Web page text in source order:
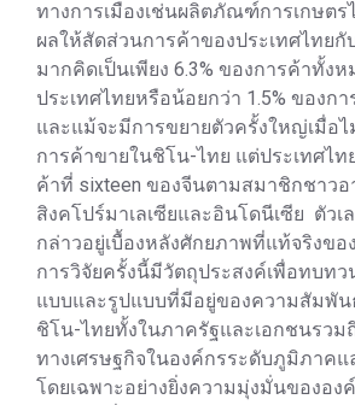
ทางการเมืองเช่นผลิตภัณฑ์การเกษตร
ผลให้สัดส่วนการค้าของประเทศไทยกั
มากคิดเป็นเพียง 6.3% ของการค้าทั้ง
ประเทศไทยหรือน้อยกว่า 1.5% ของก
และแม้จะมีการขยายตัวครั้งใหญ่เมื่อ
การค้าขายในชิโน-ไทย แต่ประเทศไท
ค้าที่ sixteen ของจีนตามสมาชิกชาวอ
สิงคโปร์มาเลเซียและอินโดนีเซีย ตัว
กล่าวอยู่เบื้องหลังศักยภาพที่แท้จริงขอ
การวิจัยครั้งนี้มีวัตถุประสงค์เพื่อทบทว
แบบและรูปแบบที่มีอยู่ของความสัมพัน
ชิโน-ไทยทั้งในภาครัฐและเอกชนรว
ทางเศรษฐกิจในองค์กรระดับภูมิภาคแ
โดยเฉพาะอย่างยิ่งความมุ่งมั่นขององ